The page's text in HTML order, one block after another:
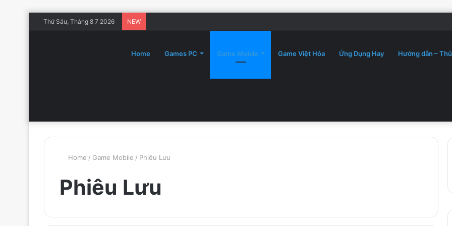
Thứ Sáu, Tháng 8 7 2026 NEW
Home Games PC Game Mobile Game Việt Hóa Ứng Dụng Hay Hướng dẫn –
Home / Game Mobile / Phiêu Lưu
Phiêu Lưu